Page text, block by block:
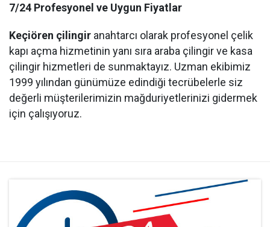
7/24 Profesyonel ve Uygun Fiyatlar
Keçiören çilingir anahtarcı olarak profesyonel çelik
kapı açma hizmetinin yanı sıra araba çilingir ve kasa
çilingir hizmetleri de sunmaktayız. Uzman ekibimiz
1999 yılından günümüze edindiği tecrübelerle siz
değerli müşterilerimizin mağduriyetlerinizi gidermek
için çalışıyoruz.